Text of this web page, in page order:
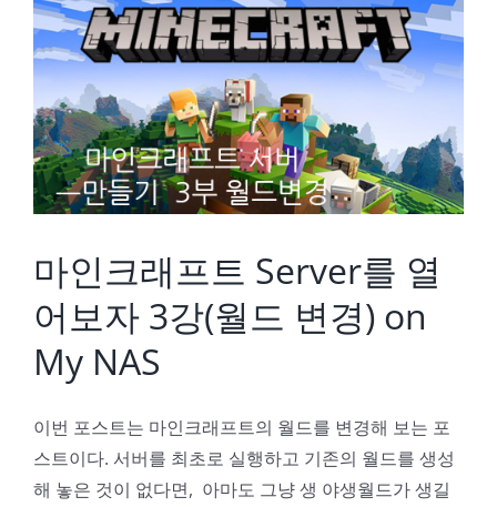
마인크래프트 Server를 열
어보자 3강(월드 변경) on
My NAS
이번 포스트는 마인크래프트의 월드를 변경해 보는 포
스트이다. 서버를 최초로 실행하고 기존의 월드를 생성
해 놓은 것이 없다면, 아마도 그냥 생 야생월드가 생길